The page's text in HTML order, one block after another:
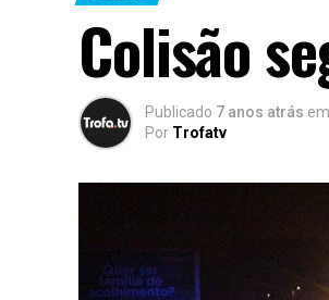
Colisão
Publicado 7 anos atrás em
Por Trofatv